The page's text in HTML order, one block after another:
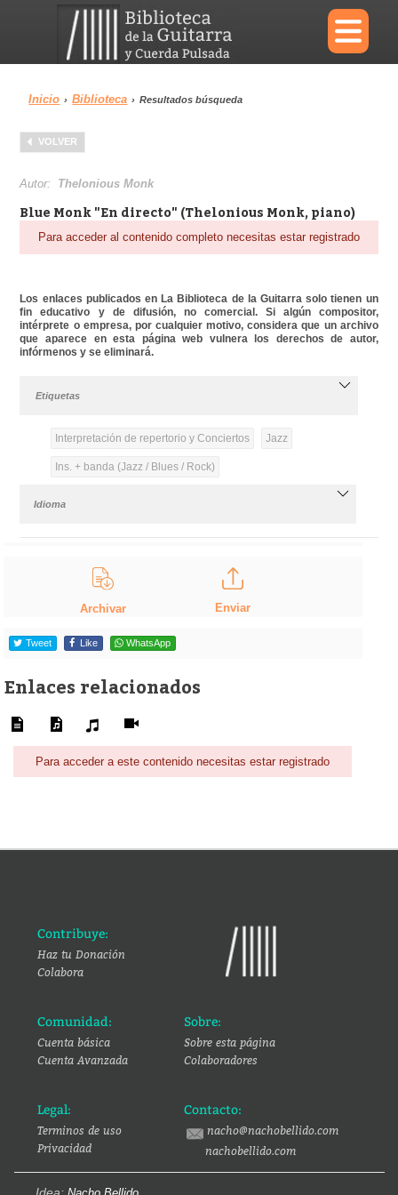
×
Menu
Biblioteca
Inicio › Biblioteca › Resultados búsqueda
VOLVER
Autor: Thelonious Monk
Blue Monk "En directo" (Thelonious Monk, piano)
Para acceder al contenido completo necesitas estar registrado
Los enlaces publicados en La Biblioteca de la Guitarra solo tienen un
fin educativo y de difusión, no comercial. Si algún compositor,
intérprete o empresa, por cualquier motivo, considera que un archivo
que aparece en esta página web vulnera los derechos de autor,
infórmenos y se eliminará.
Etiquetas
Interpretación de repertorio y Conciertos Jazz
Ins. + banda (Jazz / Blues / Rock)
Idioma
Archivar Enviar
Tweet Like WhatsApp
Enlaces relacionados
Para acceder a este contenido necesitas estar registrado
Contribuye:
Haz tu Donación
Colabora
Comunidad:
Cuenta básica
Cuenta Avanzada
Sobre:
Sobre esta página
Colaboradores
Legal:
Terminos de uso
Privacidad
Contacto:
nacho@nachobellido.com
nachobellido.com
Idea: